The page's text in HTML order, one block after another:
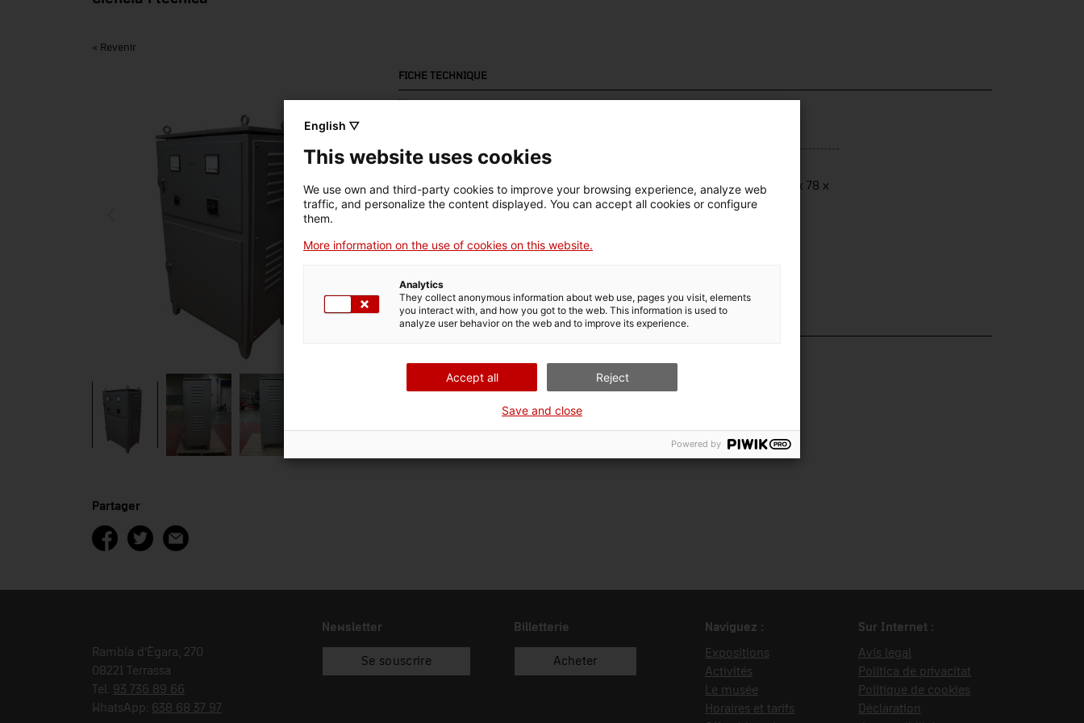
< Revenir
FICHE TECHNIQUE
Nom
Numéro d'inventaire
18346 Segona meitat segle XX
Dimensions: 140 x 78 x
55 cm
Matériau
DONNÉES DU MUSÉE
Ciència i tècnica
01/01/2016
Type d’entrée
recol.lecció
Partager
Rambla d'Ègara, 270
08221 Terrassa
Tel. 93 736 89 66
WhatsApp: 638 68 37 97
Newsletter
Se souscrire
Billetterie
Acheter
Naviguez :
Expositions
Activités
Le musée
Horaires et tarifs
Sur Internet :
Avís legal
Política de privacitat
Politique de cookies
Déclaration
English ▽
This website uses cookies
We use own and third-party cookies to improve your browsing experience, analyze web
traffic, and personalize the content displayed. You can accept all cookies or configure
them.
More information on the use of cookies on this website.
Analytics
They collect anonymous information about web use, pages you visit, elements
you interact with, and how you got to the web. This information is used to
analyze user behavior on the web and to improve its experience.
Accept all Reject
Save and close
Powered by